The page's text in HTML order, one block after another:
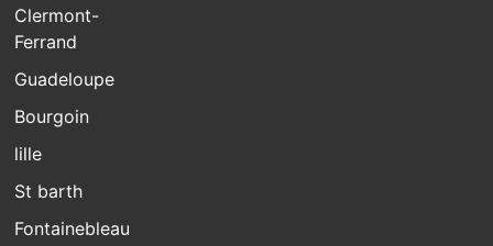
Clermont-
Ferrand
Guadeloupe
Bourgoin
lille
St barth
Fontainebleau